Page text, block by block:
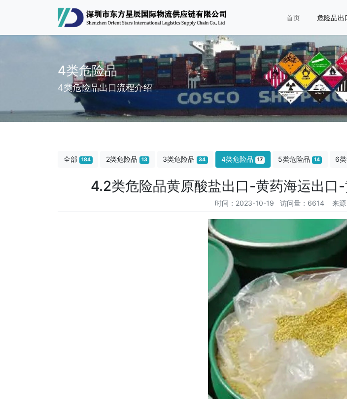
首页 危险品出
4类危险品
4类危险品出口流程介绍
全部 184 2类危险品 13 3类危险品 34 4类危险品 17 5类危险品 14 6
4.2类危险品黄原酸盐出口-黄药海运出
时间：2023-10-19 访问量：6614 来